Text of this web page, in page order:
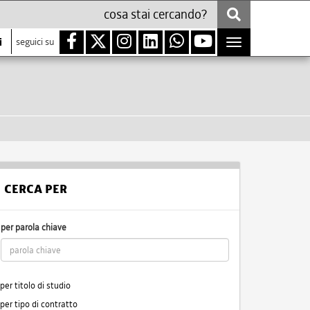
seguici su
Toggle
navigation
CERCA PER
per parola chiave
per titolo di studio
per tipo di contratto